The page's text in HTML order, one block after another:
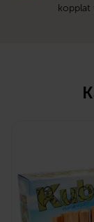
kopplat